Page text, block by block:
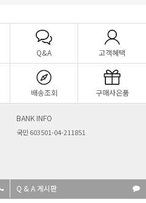
Q&A 고객혜택
배송조회 구매사은품
BANK INFO
국민 603501-04-211851
Q & A 게시판